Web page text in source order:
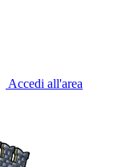
Accedi all'area